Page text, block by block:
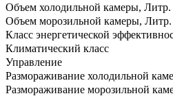
Объем холодильной камеры, Литр.
Объем морозильной камеры, Литр.
Класс энергетической
Климатический класс
Управление
Размораживание холодильной
Размораживание морозильной